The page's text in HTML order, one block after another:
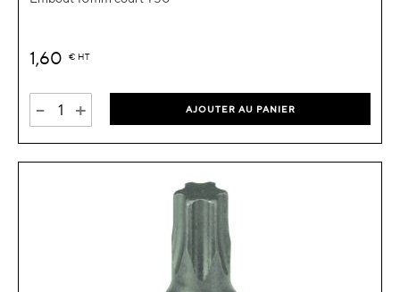
1,60 € HT
- + AJOUTER AU PANIER